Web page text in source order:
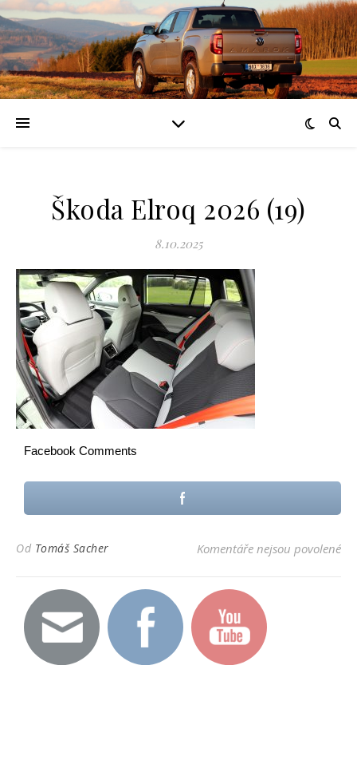
Škoda Elroq 2026 (19)
8.10.2025
Facebook Comments
Od Tomáš Sacher Komentáře nejsou povolenéu